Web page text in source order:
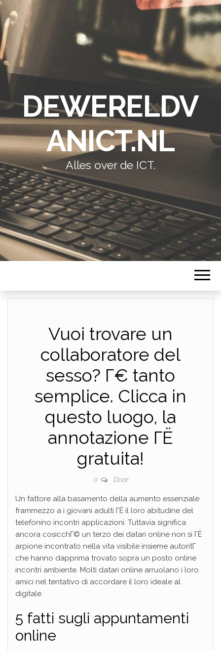
DEWERELDV
ANICT.NL
Alles over de ICT.
Vuoi trovare un
collaboratore del
sesso? Г€ tanto
semplice. Clicca in
questo luogo, la
annotazione ГЁ
gratuita!
0 Door
Un fattore alla basamento della aumento essenziale
frammezzo a i giovani adulti ГЁ il loro abitudine del
telefonino incontri applicazioni. Tuttavia significa
ancora cosicchГ© un terzo dei datari online non si ГЁ
arpione incontrato nella vita visibile insieme autoritГ
che hanno dapprima trovato sopra un posto online
incontri ambiente. Molti datari online arruolano i loro
amici nel tentativo di accordare il loro ideale al
digitale.
5 fatti sugli appuntamenti
online